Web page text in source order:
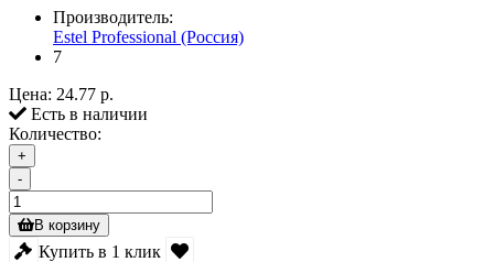
Производитель:
Estel Professional (Россия)
7
Цена: 24.77 р.
Есть в наличии
Количество:
+
-
В корзину
Купить в 1 клик